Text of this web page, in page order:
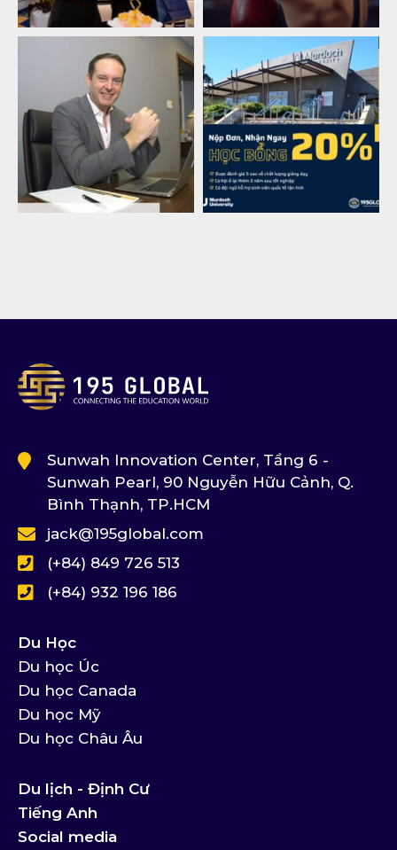
Sunwah Innovation Center, Tầng 6 -
Sunwah Pearl, 90 Nguyễn Hữu Cảnh, Q.
Bình Thạnh, TP.HCM
jack@195global.com
(+84) 849 726 513
(+84) 932 196 186
Du Học
Du học Úc
Du học Canada
Du học Mỹ
Du học Châu Âu
Du lịch - Định Cư
Tiếng Anh
Social media